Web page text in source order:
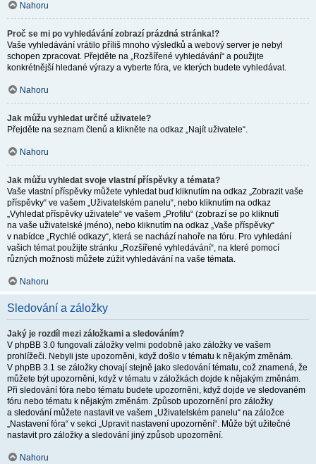
Nahoru
Proč se mi po vyhledávání zobrazí prázdná stránka!?
Vaše vyhledávání vrátilo příliš mnoho výsledků a webový server je nebyl
schopen zpracovat. Přejděte na „Rozšířené vyhledávání“ a použijte
konkrétnější hledané výrazy a vyberte fóra, ve kterých budete vyhledávat.
Nahoru
Jak můžu vyhledat určité uživatele?
Přejděte na seznam členů a klikněte na odkaz „Najít uživatele“.
Nahoru
Jak můžu vyhledat svoje vlastní příspěvky a témata?
Vaše vlastní příspěvky můžete vyhledat buď kliknutím na odkaz „Zobrazit vaše
příspěvky“ ve vašem „Uživatelském panelu“, nebo kliknutím na odkaz
„Vyhledat příspěvky uživatele“ ve vašem „Profilu“ (zobrazí se po kliknutí
na vaše uživatelské jméno), nebo kliknutím na odkaz „Vaše příspěvky“
v nabídce „Rychlé odkazy“, která se nachází nahoře na fóru. Pro vyhledání
vašich témat použijte stránku „Rozšířené vyhledávání“, na které pomocí
různých možnosti můžete zúžit vyhledávání na vaše témata.
Nahoru
Sledování a záložky
Jaký je rozdíl mezi záložkami a sledováním?
V phpBB 3.0 fungovali záložky velmi podobně jako záložky ve vašem
prohlížeči. Nebyli jste upozorněni, když došlo v tématu k nějakým změnám.
V phpBB 3.1 se záložky chovají stejně jako sledování tématu, což znamená, že
můžete být upozorněni, když v tématu v záložkách dojde k nějakým změnám.
Při sledování fóra nebo tématu budete upozorněni, když dojde ve sledovaném
fóru nebo tématu k nějakým změnám. Způsob upozornění pro záložky
a sledování můžete nastavit ve vašem „Uživatelském panelu“ na záložce
„Nastavení fóra“ v sekci „Upravit nastavení upozornění“. Může být užitečné
nastavit pro záložky a sledování jiný způsob upozornění.
Nahoru